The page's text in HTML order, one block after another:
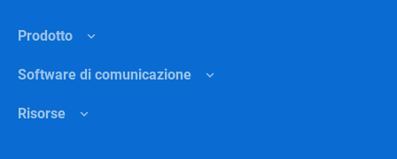
Prodotto
Caratteristiche
Perché Chanty?
Software di comunicazione
Comunicazioni interne
Risorse